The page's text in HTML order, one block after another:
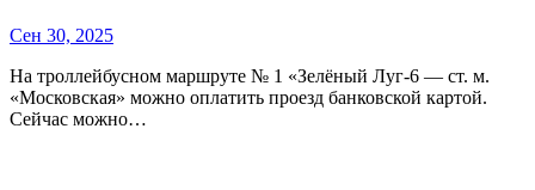
Сен 30, 2025
На троллейбусном маршруте № 1 «Зелёный Луг-6 — ст. м.
«Московская» можно оплатить проезд банковской картой.
Сейчас можно…